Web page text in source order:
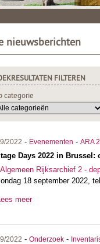
nieuwsberichten
FILTEREN
categorie
2022 - Evenementen - ARA
Days 2022 in
Algemeen Rijksarchief 2 -
18 september 2022,
Lees meer
2022 - Onderzoek -